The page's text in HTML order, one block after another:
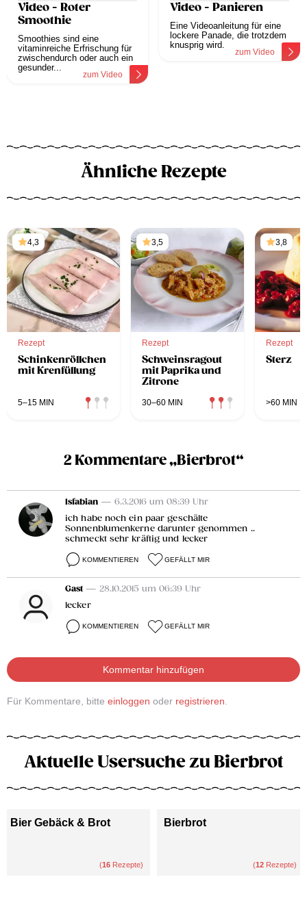
Video - Roter
Smoothie
Smoothies sind eine
vitaminreiche Erfrischung für
zwischendurch oder auch ein
gesunder...
zum Video
Video - Panieren
Eine Videoanleitung für eine
lockere Panade, die trotzdem
knusprig wird.
zum Video
Ähnliche Rezepte
4,3
Rezept
Schinkenröllchen
mit Krenfüllung
5–15 MIN
3,5
Rezept
Schweinsragout
mit Paprika und
Zitrone
30–60 MIN
3,8
Rezept
Sterz
>60 MIN
2 Kommentare „Bierbrot“
lsfabian — 6.3.2016 um 08:39 Uhr
ich habe noch ein paar geschälte
Sonnenblumenkerne darunter genommen ..
schmeckt sehr kräftig und lecker
KOMMENTIEREN GEFÄLLT MIR
Gast — 28.10.2015 um 06:39 Uhr
lecker
KOMMENTIEREN GEFÄLLT MIR
Kommentar hinzufügen
Für Kommentare, bitte einloggen oder registrieren.
Aktuelle Usersuche zu Bierbrot
Bier Gebäck & Brot
(16 Rezepte)
Bierbrot
(12 Rezepte)